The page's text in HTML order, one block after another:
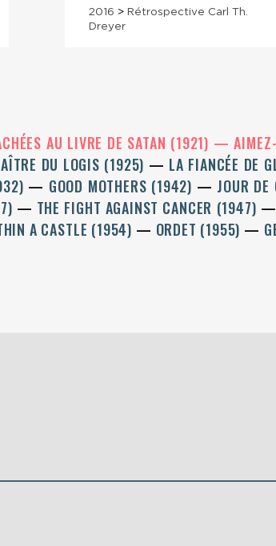
2016 > Rétrospective Carl Th.
Dreyer
AU LIVRE DE SATAN (1921)
DU LOGIS (1925)
LA FIANCÉE DE
GOOD MOTHERS (1942)
JOUR
THE FIGHT AGAINST CANCER (1947)
A CASTLE (1954) ORDET (1955)